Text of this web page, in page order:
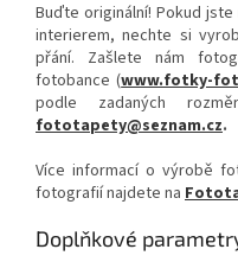
Buďte originální! Pokud
interierem, nechte si
přání. Zašlete nám
fotobance (www.fotky-
podle zadaných
fototapety@seznam.cz.
Více informací o výrobě
fotografií najdete na
Doplňkové